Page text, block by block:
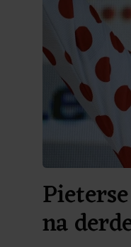
na